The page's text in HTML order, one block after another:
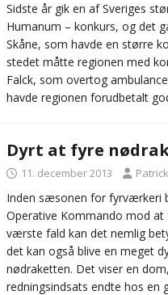
Sidste år gik en af Sveriges
Humanum – konkurs, og det
Skåne, som havde en større
stedet måtte regionen med
Falck, som overtog
havde regionen forudbetalt
Dyrt at fyre
11. december 2013
Inden sæsonen for fyrværkeri
Operative Kommando mod
værste fald kan det nemlig
det kan også blive en meget
nødraketten. Det viser en
redningsindsats endte hos en